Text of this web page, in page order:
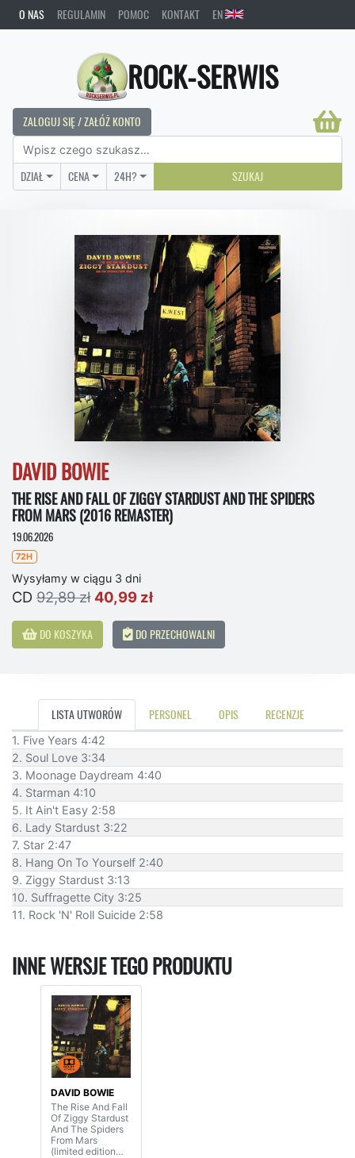
O NAS REGULAMIN POMOC KONTAKT EN
ROCK-SERWIS
ZALOGUJ SIĘ / ZAŁÓŻ KONTO
DZIAŁ CENA 24H? SZUKAJ
DAVID BOWIE
THE RISE AND FALL OF ZIGGY STARDUST AND THE SPIDERS
FROM MARS (2016 REMASTER)
19.06.2026
72H
Wysyłamy w ciągu 3 dni
CD 92,89 zł 40,99 zł
DO KOSZYKA DO PRZECHOWALNI
LISTA UTWORÓW PERSONEL OPIS RECENZJE
1. Five Years 4:42
2. Soul Love 3:34
3. Moonage Daydream 4:40
4. Starman 4:10
5. It Ain't Easy 2:58
6. Lady Stardust 3:22
7. Star 2:47
8. Hang On To Yourself 2:40
9. Ziggy Stardust 3:13
10. Suffragette City 3:25
11. Rock 'N' Roll Suicide 2:58
INNE WERSJE TEGO PRODUKTU
DAVID BOWIE
The Rise And Fall
Of Ziggy Stardust
And The Spiders
From Mars
(limited edition